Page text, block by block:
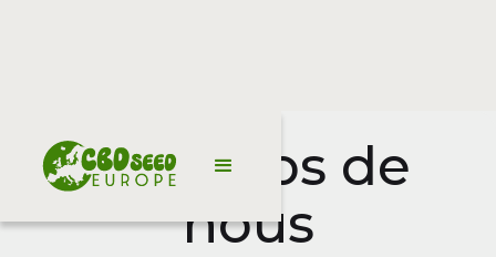
À propos de
nous